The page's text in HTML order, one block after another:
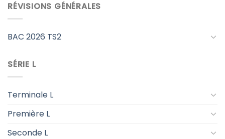
RÉVISIONS GÉNÉRALES
BAC 2026 TS2
SÉRIE L
Terminale L
Première L
Seconde L